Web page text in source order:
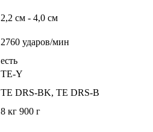
2,2 см - 4,0 см
2760 ударов/мин
есть
TE-Y
TE DRS-BK, TE DRS-B
8 кг 900 г